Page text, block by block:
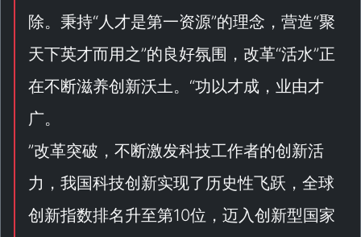
除。秉持“人才是第一资源”的理念，营造“聚
天下英才而用之”的良好氛围，改革“活水”正
在不断滋养创新沃土。“功以才成，业由才
广。
”改革突破，不断激发科技工作者的创新活
力，我国科技创新实现了历史性飞跃，全球
创新指数排名升至第10位，迈入创新型国家